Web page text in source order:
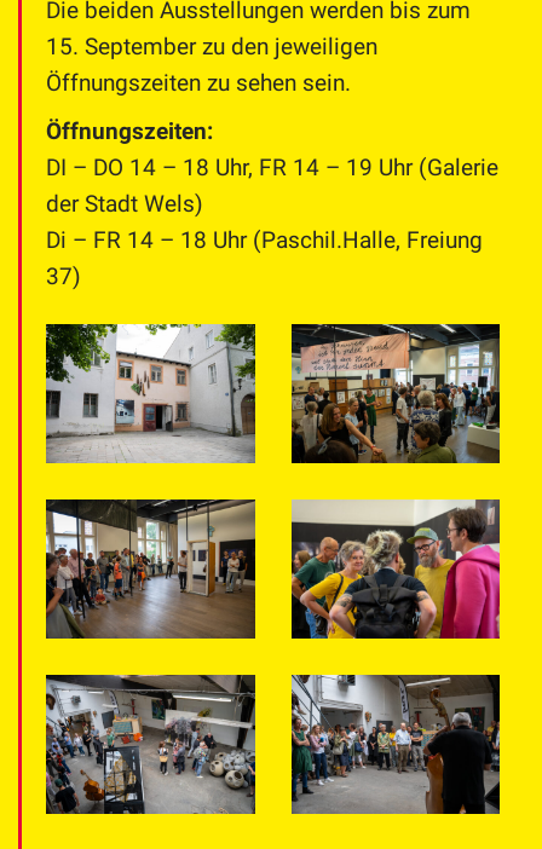
Die beiden Ausstellungen werden bis zum
15. September zu den jeweiligen
Öffnungszeiten zu sehen sein.
Öffnungszeiten:
DI – DO 14 – 18 Uhr, FR 14 – 19 Uhr (Galerie
der Stadt Wels)
Di – FR 14 – 18 Uhr (Paschil.Halle, Freiung
37)